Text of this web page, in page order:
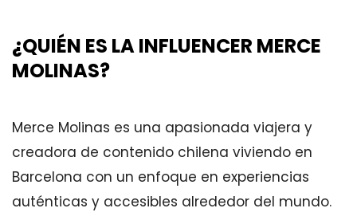
¿QUIÉN ES LA INFLUENCER MERCE
MOLINAS?
Merce Molinas es una apasionada viajera y
creadora de contenido chilena viviendo en
Barcelona con un enfoque en experiencias
auténticas y accesibles alrededor del mundo.